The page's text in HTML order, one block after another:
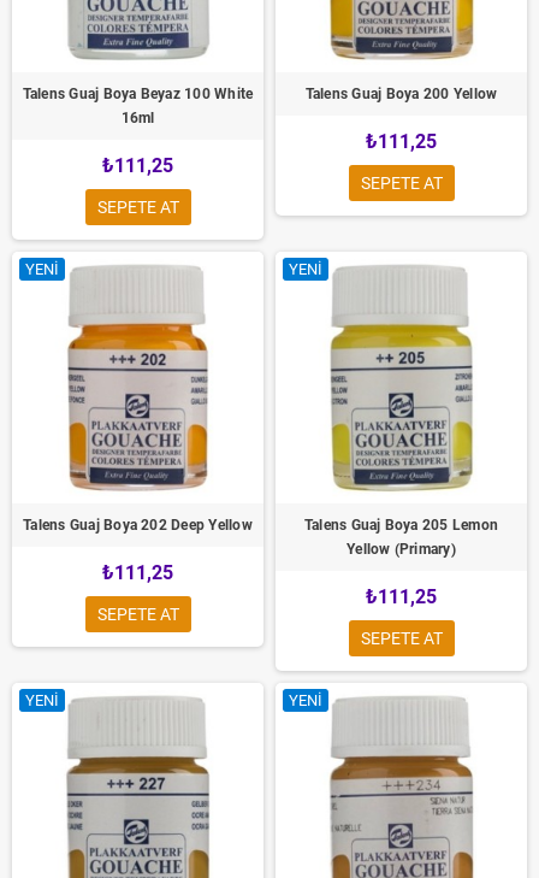
Talens Guaj Boya Beyaz 100 White
16ml
₺111,25
SEPETE AT
Talens Guaj Boya 200 Yellow
₺111,25
SEPETE AT
YENI
Talens Guaj Boya 202 Deep Yellow
₺111,25
SEPETE AT
YENI
Talens Guaj Boya 205 Lemon
Yellow (Primary)
₺111,25
SEPETE AT
YENI YENI